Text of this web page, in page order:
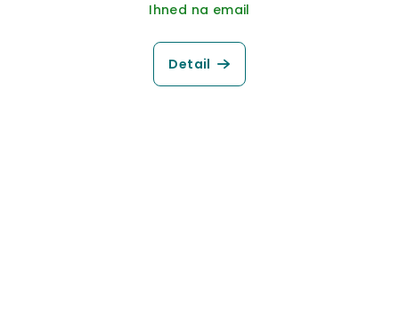
Ihned na email
Detail